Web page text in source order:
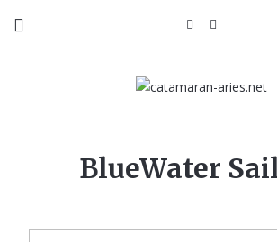
BlueWater